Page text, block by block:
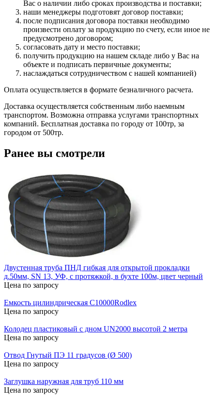
Вас о наличии либо сроках производства и поставки;
наши менеджеры подготовят договор поставки;
после подписания договора поставки необходимо
произвести оплату за продукцию по счету, если иное не
предусмотрено договором;
согласовать дату и место поставки;
получить продукцию на нашем складе либо у Вас на
объекте и подписать первичные документы;
наслаждаться сотрудничеством с нашей компанией)
Оплата осуществляется в формате безналичного расчета.
Доставка осуществляется собственным либо наемным
транспортом. Возможна отправка услугами транспортных
компаний. Бесплатная доставка по городу от 100тр, за
городом от 500тр.
Ранее вы смотрели
Двустенная труба ПНД гибкая для открытой прокладки
д.50мм, SN 13, УФ, с протяжкой, в бухте 100м, цвет черный
Цена по запросу
Емкость цилиндрическая C10000Rodlex
Цена по запросу
Колодец пластиковый с дном UN2000 высотой 2 метра
Цена по запросу
Отвод Гнутый ПЭ 11 градусов (Ø 500)
Цена по запросу
Заглушка наружная для труб 110 мм
Цена по запросу